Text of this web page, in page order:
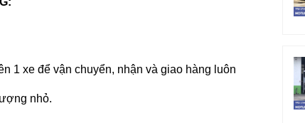
1 xe để vận chuyển, nhận và giao hàng luôn
nhỏ.